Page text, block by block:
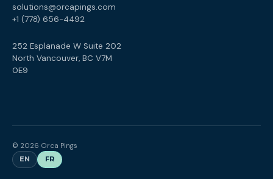
solutions@orcapings.com
+1 (778) 656-4492
252 Esplanade W Suite 202
North Vancouver, BC V7M
0E9
© 2026 Orca Pings
EN FR